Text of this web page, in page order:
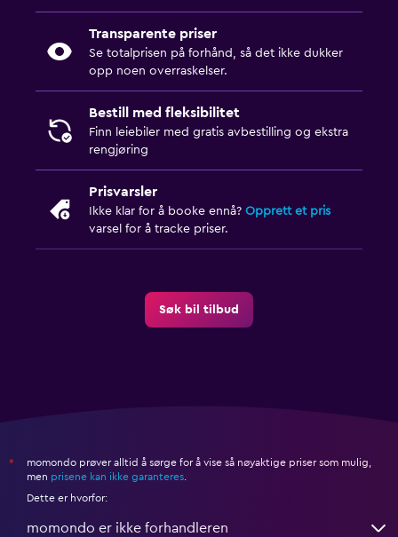
Transparente priser
Se totalprisen på forhånd, så det ikke dukker
opp noen overraskelser.
Bestill med fleksibilitet
Finn leiebiler med gratis avbestilling og ekstra
rengjøring
Prisvarsler
Ikke klar for å booke ennå? Opprett et pris
varsel for å tracke priser.
Søk bil tilbud
*
momondo prøver alltid å sørge for å vise så nøyaktige priser som mulig,
men prisene kan ikke garanteres.
Dette er hvorfor:
momondo er ikke forhandleren